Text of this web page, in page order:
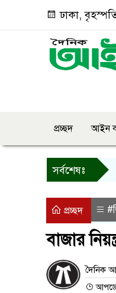
ঢাকা,
প্রচ্ছদ আইন
সর্বশেষঃ
প্রচ্ছদ
বাজার
দৈনিক